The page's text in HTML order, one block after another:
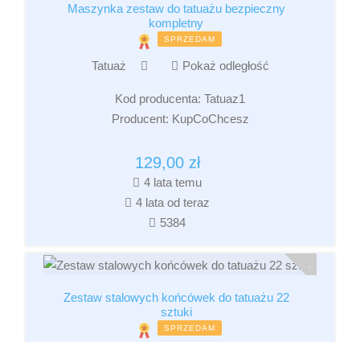
Maszynka zestaw do tatuażu bezpieczny
kompletny
SPRZEDAM
Tatuaż Pokaż odległość
Kod producenta: Tatuaz1
Producent: KupCoChcesz
129,00 zł
4 lata temu
4 lata od teraz
5384
Zestaw stalowych końcówek do tatuażu 22
sztuki
SPRZEDAM